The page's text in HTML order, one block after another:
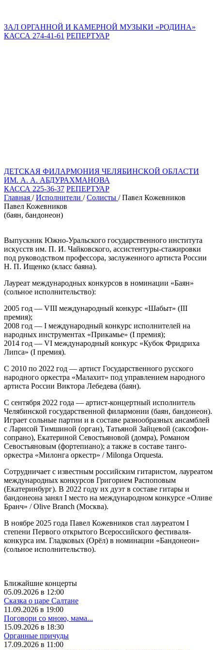
ЗАЛ ОРГАННОЙ И КАМЕРНОЙ МУЗЫКИ «РОДИНА»
КАССА 274-41-61 РЕПЕРТУАР
ДЕТСКАЯ ФИЛАРМОНИЯ ЧЕЛЯБИНСКОЙ ОБЛАСТИ
ИМ. А. А. АБДУРАХМАНОВА
КАССА 225-36-37 РЕПЕРТУАР
Главная /Исполнители /Солисты /Павел Кожевников
Павел Кожевников
(баян, бандонеон)
Выпускник Южно-Уральского государственного института
искусств им. П. И. Чайковского, ассистентуры-стажировки
под руководством профессора, заслуженного артиста России
Н. П. Ищенко (класс баяна).
Лауреат международных конкурсов в номинации «Баян»
(сольное исполнительство):
2005 год — VIII международный конкурс «Шабыт» (III
премия);
2008 год — I международный конкурс исполнителей на
народных инструментах «Прикамье» (I премия);
2014 год — VI международный конкурс «Кубок Фридриха
Липса» (I премия).
С 2010 по 2022 год — артист Государственного русского
народного оркестра «Малахит» под управлением народного
артиста России Виктора Лебедева (баян).
С сентября 2022 года — артист-концертный исполнитель
Челябинской государственной филармонии (баян, бандонеон).
Играет сольные партии и в составе разнообразных ансамблей
c Ларисой Тимшиной (орган), Татьяной Зайцевой (саксофон-
сопрано), Екатериной Севостьяновой (домра), Романом
Севостьяновым (фортепиано); а также в составе танго-
оркестра «Милонга оркестр» / Milonga Orquesta.
Сотрудничает с известным российским гитаристом, лауреатом
международных конкурсов Григорием Распоповым
(Екатеринбург). В 2022 году их дуэт в составе гитары и
бандонеона занял I место на международном конкурсе «Оливе
Бранч» / Olive Branch (Москва).
В ноябре 2025 года Павел Кожевников стал лауреатом I
степени Первого открытого Всероссийского фестиваля-
конкурса им. Гладковых (Орёл) в номинации «Бандонеон»
(сольное исполнительство).
Ближайшие концерты
05.09.2026 в 12:00
Сказка о царе Салтане
11.09.2026 в 19:00
Поговори со мною, мама...
15.09.2026 в 18:30
Органные причуды
17.09.2026 в 11:00